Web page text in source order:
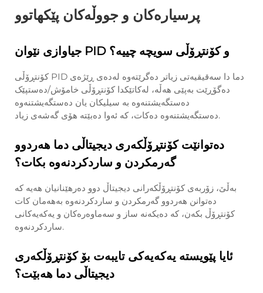
پرسیارەکان و جووڵەکان پێکهاتوو
جیاوازی نێوان PID و کۆنتڕۆڵی سویچە چییە؟
کۆنتڕۆڵی PID دما دا سەقیقیەتی زیاتر دەگرێتەوە لەدەی ڕێژەی
دەگۆڕێت بەپێی هەڵە، لەکاتێکدا کۆنتڕۆڵی خامۆش/دەستپێک
دەستگەیشتنەوە بە سیلیکان یان دەستگەیشتنەوە
دەستگەیشتنەوە دەکات، کە ئەوا دەبێتە هۆی گەشەی زیاد.
دەتوانێت کۆنتڕۆڵکەری دیجیتاڵی دما هەردوو
گەرمکردن و ساردکردنەوە بکات؟
بەڵێ، زۆربەی کۆنتڕۆڵکەرانی دیجیتاڵ دوو دەرهێنانیان هەیە کە
دەتوانن هەردوو گەرمکردن و ساردکردنەوە بەهەمان کات
کۆنتڕۆڵ بکەن، کە دەیکەنە ساز و سەماوەرەکان و یەکەیەکانی
ساردکردنەوە.
ئایا پێویستە یەکەیەکی تایبەت بۆ کۆنتڕۆڵکەری
دیجیتاڵی دما هەبێت؟